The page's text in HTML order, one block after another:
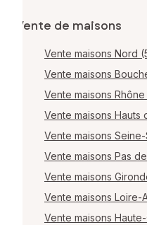
Vente de maisons
Vente maisons Nord
Vente maisons
Vente maisons
Vente maisons Hauts
Vente maisons
Vente maisons Pas
Vente maisons
Vente maisons Loire-
Vente maisons